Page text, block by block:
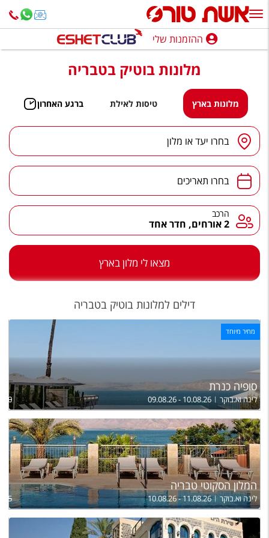
ההזמנות שלי
נופש בארץ
חופשה לפי סגנון
מלונות באילת
טיולים מאורגנים
סגנונות טיול
הרגע האחרון
Русский
שירות לקוחות
טופס צור קשר
תקנון
נגישות
עקבו אחרינו
ההזמנות שלי
מלונות בוטיק בטבריה
מלונות בארץ טיסות לאילת ברגע האחרון
יעד/מלון בחרו יעד או מלון
תאריכים בחרו תאריכים
הרכב הרכב
2 אורחים, חדר אחד
מצאו לי מלון בארץ
דילים למלונות בוטיק בטבריה
מחיר מיוחד
סופיה כנרת
לינה וא.בוקר 09.08.26 - 10.08.26
המלון הסקוטי טבריה
לינה וא.בוקר 10.08.26 - 11.08.26